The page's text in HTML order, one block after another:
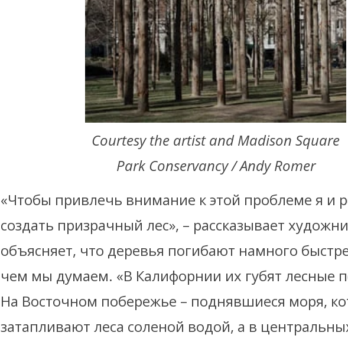
Courtesy the artist and Madison Square
Park Conservancy / Andy Romer
«Чтобы привлечь внимание к этой проблеме я и
создать призрачный лес», – рассказывает
объясняет, что деревья погибают намного
чем мы думаем. «В Калифорнии их губят лесные
На Восточном побережье – поднявшиеся моря,
затапливают леса соленой водой, а в